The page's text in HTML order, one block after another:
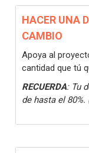
HACER UNA
CAMBIO
Apoya al
cantidad que tú
RECUERDA: Tu
de hasta el